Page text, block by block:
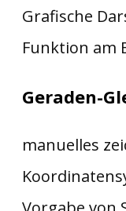
Grafische
Funktion am
Geraden-
manuelles